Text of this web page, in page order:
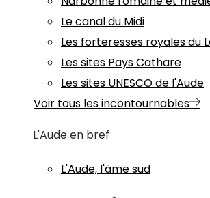
Le canal du Midi
Les forteresses royales du
Les sites Pays Cathare
Les sites UNESCO de l'Aude
Voir tous les incontournables
L'Aude en bref
L'Aude, l'âme sud